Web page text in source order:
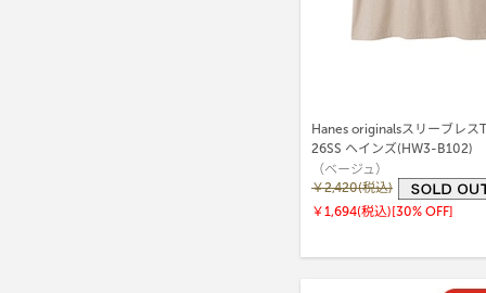
Hanes originalsスリーブレス
26SS ヘインズ(HW3-B102)
（ベージュ）
￥2,420(税込)
￥1,694(税込)[30% OFF]